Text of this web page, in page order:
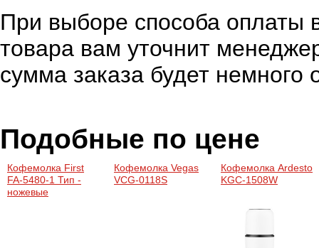
При выборе способа оплаты
товара вам уточнит
сумма заказа будет немного
Подобные по цене
Кофемолка First
FA-5480-1 Тип -
ножевые
Кофемолка Vegas
VCG-0118S
Кофемолка Ardesto
KGC-1508W